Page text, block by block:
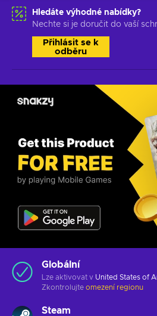
Hledáte výhodné nabídky?
Nechte si je doručit do vaší
Přihlásit se k
odběru
Globální
Lze aktivovat v United States of
Zkontrolujte omezení regionu
Steam